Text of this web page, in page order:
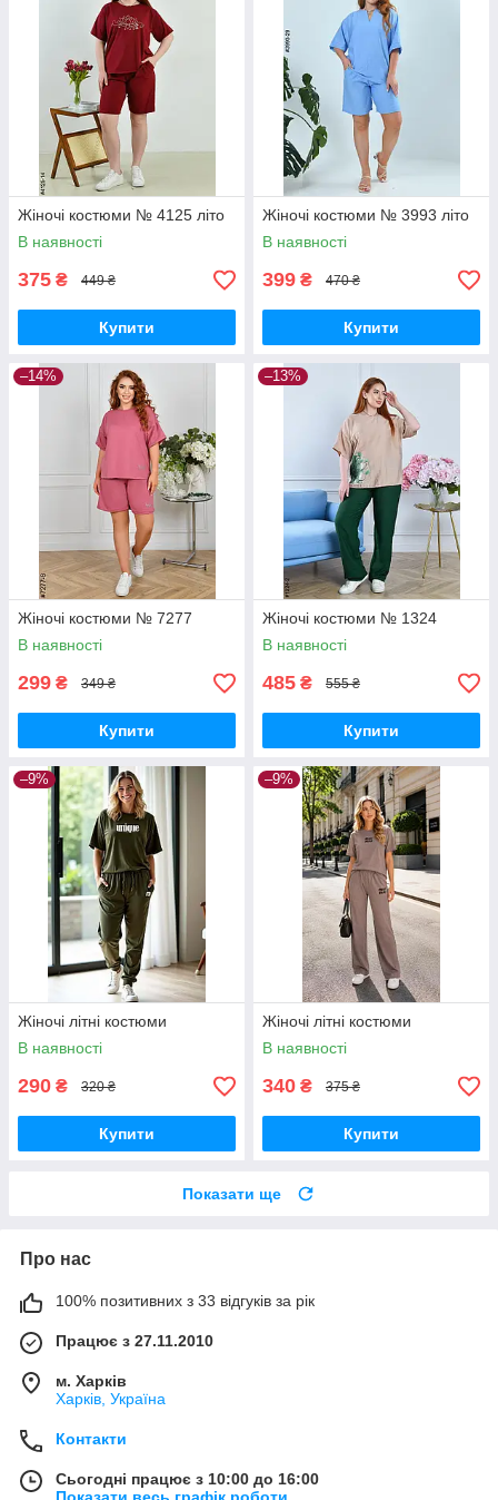
Жіночі костюми № 4125 літо
В наявності
375 ₴ 449 ₴
Купити
Жіночі костюми № 3993 літо
В наявності
399 ₴ 470 ₴
Купити
–14%
Жіночі костюми № 7277
В наявності
299 ₴ 349 ₴
Купити
–13%
Жіночі костюми № 1324
В наявності
485 ₴ 555 ₴
Купити
–9%
Жіночі літні костюми
В наявності
290 ₴ 320 ₴
Купити
–9%
Жіночі літні костюми
В наявності
340 ₴ 375 ₴
Купити
Показати ще
Про нас
100% позитивних з 33 відгуків за рік
Працює з 27.11.2010
м. Харків
Харків, Україна
Контакти
Сьогодні працює з 10:00 до 16:00